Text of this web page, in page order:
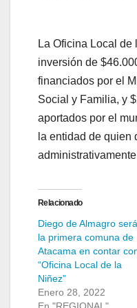
La Oficina Local de
inversión de
financiados por el
Social y Familia, y
aportados por el
la entidad de quien
Relacionado
Diego de Almagro será
la primera comuna de
Atacama en contar
“Oficina Local de la
Niñez”
Enero 28, 2022